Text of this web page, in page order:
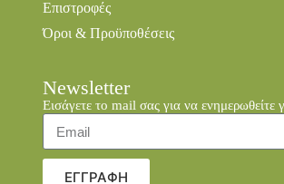
Επιστροφές
Όροι & Προϋποθέσεις
Newsletter
Εισάγετε το mail σας για να ενημερωθείτε
ΕΓΓΡΑΦΗ